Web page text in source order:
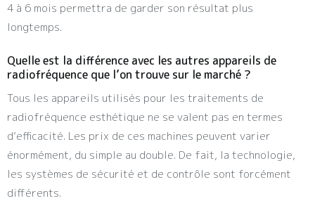
4 à 6 mois permettra de garder son résultat plus
longtemps.
Quelle est la différence avec les autres appareils de
radiofréquence que l’on trouve sur le marché ?
Tous les appareils utilisés pour les traitements de
radiofréquence esthétique ne se valent pas en termes
d’efficacité. Les prix de ces machines peuvent varier
énormément, du simple au double. De fait, la technologie,
les systèmes de sécurité et de contrôle sont forcément
différents.